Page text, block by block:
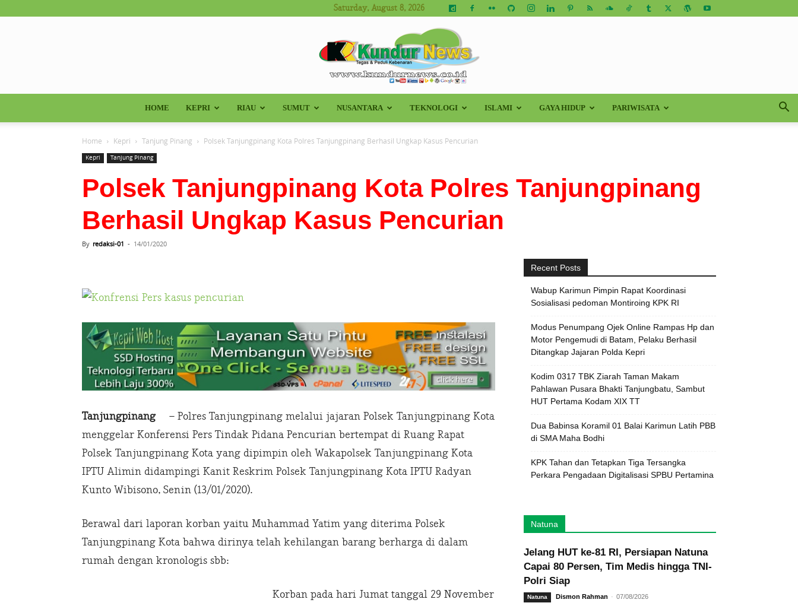
Saturday, August 8, 2026
Kundur
News
HOME KEPRI RIAU SUMUT NUSANTARA TEKNOLOGI ISLAMI GAYA HIDUP PARIWISATA
Home Kepri Tanjung Pinang Polsek Tanjungpinang Kota Polres Tanjungpinang Berhasil Ungkap Kasus Pencurian
Kepri Tanjung Pinang
Polsek Tanjungpinang Kota Polres Tanjungpinang
Berhasil Ungkap Kasus Pencurian
By redaksi-01 - 14/01/2020
Tanjungpinang
– Polres Tanjungpinang melalui jajaran Polsek Tanjungpinang Kota
menggelar Konferensi Pers Tindak Pidana Pencurian bertempat di Ruang Rapat
Polsek Tanjungpinang Kota yang dipimpin oleh Wakapolsek Tanjungpinang Kota
IPTU Alimin didampingi Kanit Reskrim Polsek Tanjungpinang Kota IPTU Radyan
Kunto Wibisono, Senin (13/01/2020).
Berawal dari laporan korban yaitu Muhammad Yatim yang diterima Polsek
Tanjungpinang Kota bahwa dirinya telah kehilangan barang berharga di dalam
rumah dengan kronologis sbb:
Korban pada hari Jumat tanggal 29 November
Recent Posts
Wabup Karimun Pimpin Rapat Koordinasi
Sosialisasi pedoman Montiroing KPK RI
Modus Penumpang Ojek Online Rampas Hp dan
Motor Pengemudi di Batam, Pelaku Berhasil
Ditangkap Jajaran Polda Kepri
Kodim 0317 TBK Ziarah Taman Makam
Pahlawan Pusara Bhakti Tanjungbatu, Sambut
HUT Pertama Kodam XIX TT
Dua Babinsa Koramil 01 Balai Karimun Latih PBB
di SMA Maha Bodhi
KPK Tahan dan Tetapkan Tiga Tersangka
Perkara Pengadaan Digitalisasi SPBU Pertamina
Natuna
Jelang HUT ke-81 RI, Persiapan Natuna
Capai 80 Persen, Tim Medis hingga TNI-
Polri Siap
Natuna Dismon Rahman - 07/08/2026